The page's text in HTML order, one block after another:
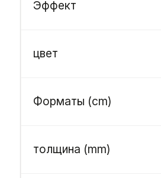
Эффект
цвет
Форматы (cm)
толщина (mm)